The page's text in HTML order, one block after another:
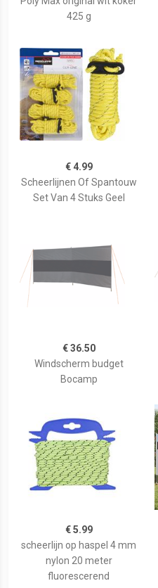
425 g
€ 4.99
Scheerlijnen Of Spantouw
Set Van 4 Stuks Geel
€ 36.50
Windscherm budget
Bocamp
€ 5.99
scheerlijn op haspel 4 mm
nylon 20 meter
fluorescerend